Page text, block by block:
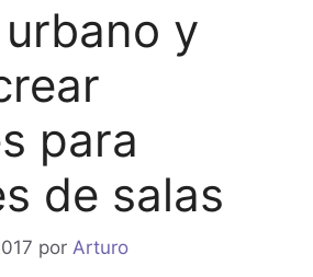
y
para
de salas
por Arturo